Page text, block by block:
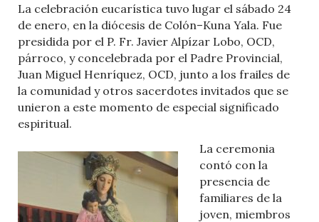
La celebración eucarística tuvo lugar el sábado 24
de enero, en la diócesis de Colón–Kuna Yala. Fue
presidida por el P. Fr. Javier Alpízar Lobo, OCD,
párroco, y concelebrada por el Padre Provincial,
Juan Miguel Henríquez, OCD, junto a los frailes de
la comunidad y otros sacerdotes invitados que se
unieron a este momento de especial significado
espiritual.
La ceremonia
contó con la
presencia de
familiares de la
joven, miembros